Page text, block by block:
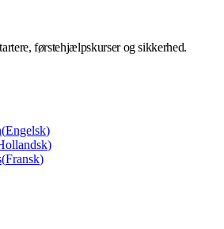
førstehjælpskurser og sikkerhed.
(Engelsk)
)
(Fransk)